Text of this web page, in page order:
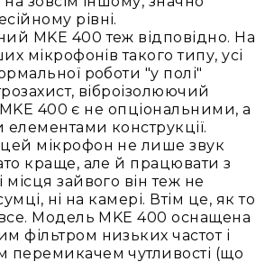
USB-
мікрофони
Конференційні
Петличні
З
оголов'ям
Накамерні
Для
мобільних
пристроїв
Всі
рівні.
MKE 400 теж відповідно. На
мікрофонів такого типу, усі
роботи "у полі"
віброізолюючий
MKE 400 є не опціональними, а
елементами конструкції.
мікрофон не лише звук
краще, але й працювати з
місця зайвого він теж не
ні на камері. Втім це, як то
Модель MKE 400 оснащена
фільтром низьких частот і
перемикачем чутливості (що